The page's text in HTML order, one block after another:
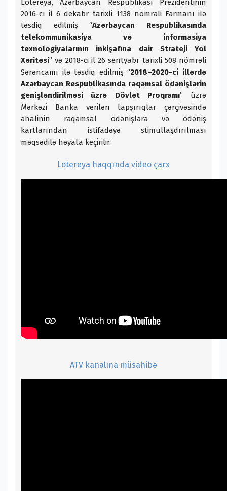
Lotereya, Azərbaycan Respublikası Prezidentinin
2016-cı il 6 dekabr tarixli 1138 nömrəli Fərmanı ilə
təsdiq edilmiş “Azərbaycan Respublikasında
telekommunikasiya və informasiya
texnologiyalarının inkişafına dair Strateji Yol
Xəritəsi” və 2018-ci il 26 sentyabr tarixli 508 nömrəli
Sərəncamı ilə təsdiq edilmiş “2018–2020-ci illərdə
Azərbaycan Respublikasında rəqəmsal ödənişlərin
genişləndirilməsi üzrə Dövlət Proqramı” üzrə
Mərkəzi Banka verilən tapşırıqlar çərçivəsində
əhalinin rəqəmsal ödənişlərə və ödəniş
kartlarından istifadəyə stimullaşdırılması
məqsədilə həyata keçirilir.
Lotereya haqqında video çarx
ATV kanalına müsahibə